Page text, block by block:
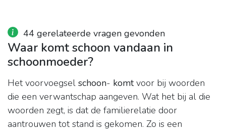
44 gerelateerde vragen gevonden
Waar komt schoon vandaan in
schoonmoeder?
Het voorvoegsel schoon- komtvoor bij woorden
die een verwantschap aangeven. Wat het bij al die
woorden zegt, is dat de familierelatie door
aantrouwen tot stand is gekomen. Zo is een